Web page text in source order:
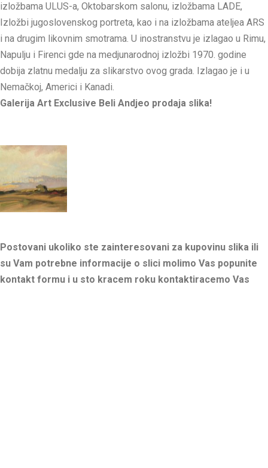
izložbama ULUS-a, Oktobarskom salonu, izložbama LADE,
Izložbi jugoslovenskog portreta, kao i na izložbama ateljea ARS
i na drugim likovnim smotrama. U inostranstvu je izlagao u Rimu,
Napulju i Firenci gde na medjunarodnoj izložbi 1970. godine
dobija zlatnu medalju za slikarstvo ovog grada. Izlagao je i u
Nemačkoj, Americi i Kanadi.
Galerija Art Exclusive Beli Andjeo prodaja slika!
Postovani ukoliko ste zainteresovani za kupovinu slika ili
su Vam potrebne informacije o slici molimo Vas popunite
kontakt formu i u sto kracem roku kontaktiracemo Vas